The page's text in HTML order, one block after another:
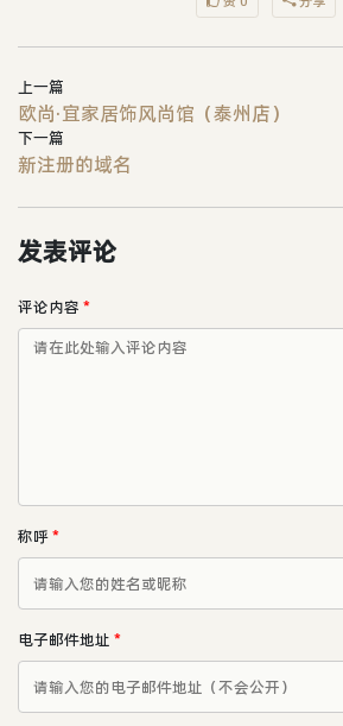
上一篇
欧尚·宜家居饰风尚馆（泰州店）
下一篇
新注册的域名
发表评论
评论内容 *
称呼*
电子邮件地址 *